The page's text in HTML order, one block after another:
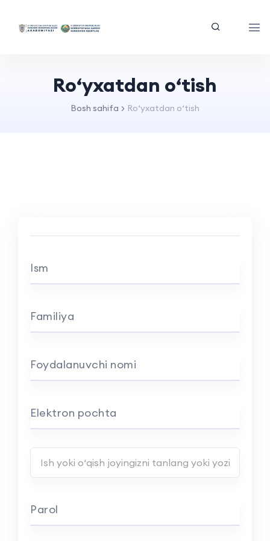
Ro‘yxatdan o‘tish
Bosh sahifa Ro‘yxatdan o‘tish
Ism
Familiya
Foydalanuvchi nomi
Elektron pochta
Ish yoki o‘qish joyingiz nomini kiriting
Parol